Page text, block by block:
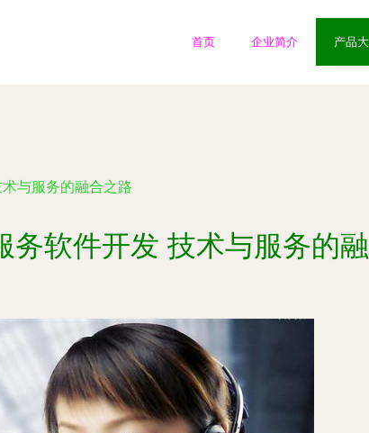
首页 企业简介 产品
与服务的融合之路
务软件开发 技术与服务的